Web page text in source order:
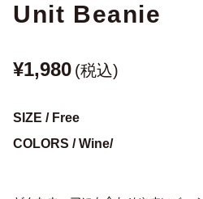
Unit Beanie
¥1,980 (税込)
SIZE / Free
COLORS / Wine/